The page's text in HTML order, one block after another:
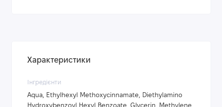
Характеристики
Інгредієнти
Aqua, Ethylhexyl Methoxycinnamate, Diethylamino
Hydroxybenzoyl Hexyl Benzoate, Glycerin, Methylene